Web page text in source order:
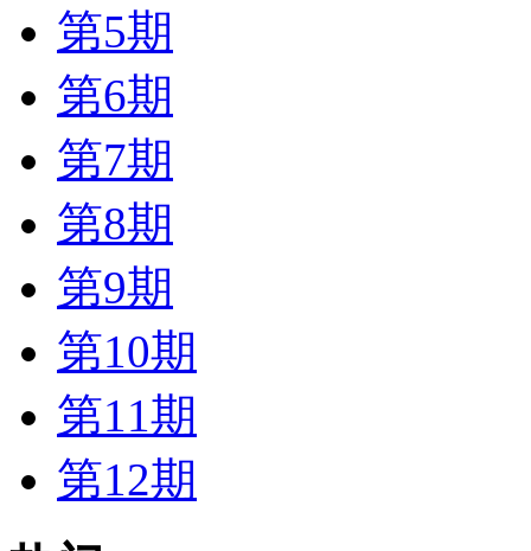
第5期
第6期
第7期
第8期
第9期
第10期
第11期
第12期